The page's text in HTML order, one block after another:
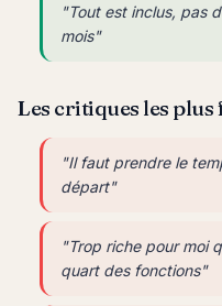
"Tout est inclus, pas
mois"
Les critiques les
"Il faut prendre le
départ"
"Trop riche pour moi
quart des fonctions"